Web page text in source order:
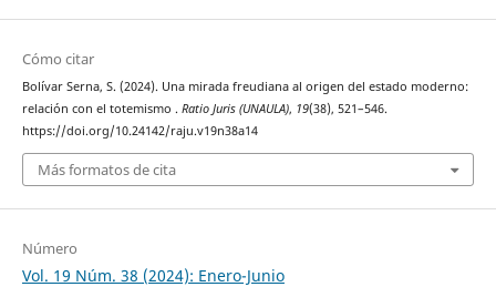
Cómo citar
Bolívar Serna, S. (2024). Una mirada freudiana al origen del estado moderno:
relación con el totemismo . Ratio Juris (UNAULA), 19(38), 521–546.
https://doi.org/10.24142/raju.v19n38a14
Más formatos de cita
Número
Vol. 19 Núm. 38 (2024): Enero-Junio